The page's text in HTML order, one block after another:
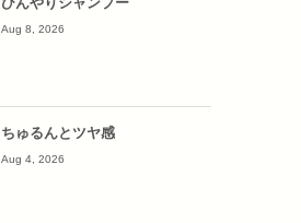
Aug 8, 2026
ちゅるんとツヤ感
Aug 4, 2026